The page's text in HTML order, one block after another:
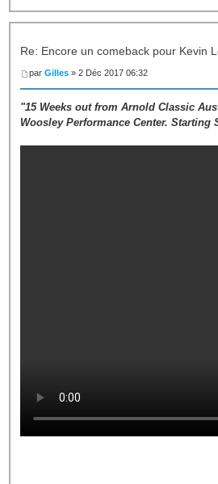
Re: Encore un comeback pour Kevin
parGilles » 2 Déc 2017 06:32
"15 Weeks out from Arnold Classic
Woosley Performance Center. Starting